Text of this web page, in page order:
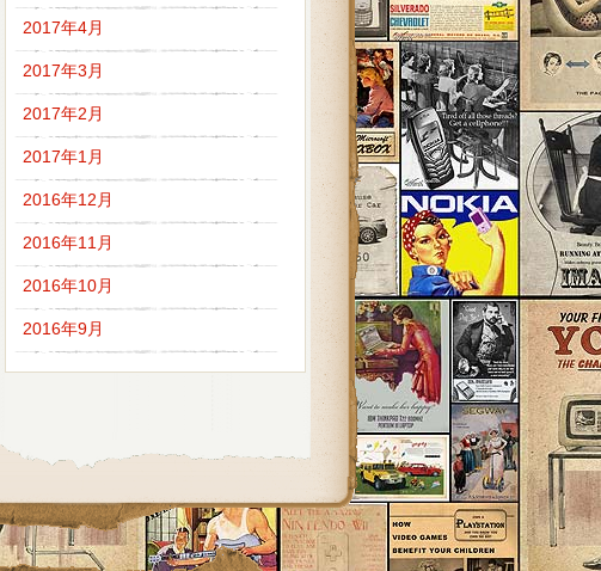
2017年4月
2017年3月
2017年2月
2017年1月
2016年12月
2016年11月
2016年10月
2016年9月